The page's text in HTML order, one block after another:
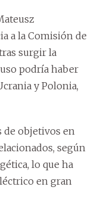
a la Comisión de
surgir la
podría haber
y Polonia,
de objetivos en
según
lo que ha
en gran